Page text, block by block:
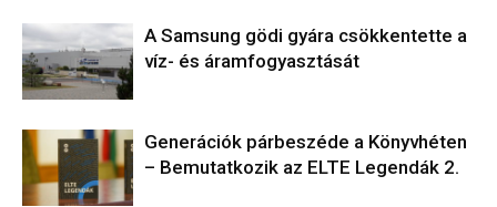
A Samsung gödi gyára csökkentette a
víz- és áramfogyasztását
Generációk párbeszéde a Könyvhéten
– Bemutatkozik az ELTE Legendák 2.